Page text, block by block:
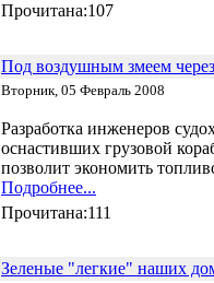
Прочитана:107
Под воздушным змеем
Вторник, 05 Февраль 2008
Разработка инженеров
оснастивших грузовой
позволит экономить
Подробнее...
Прочитана:111
Зеленые "легкие" наших